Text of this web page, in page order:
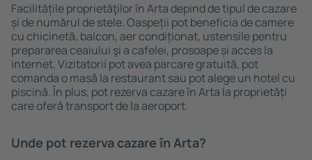
Facilitățile proprietăţilor în Arta depind de tipul de cazare
și de numărul de stele. Oaspeții pot beneficia de camere
cu chicinetă, balcon, aer condiționat, ustensile pentru
prepararea ceaiului şi a cafelei, prosoape și acces la
internet. Vizitatorii pot avea parcare gratuită, pot
comanda o masă la restaurant sau pot alege un hotel cu
piscină. În plus, pot rezerva cazare în Arta la proprietăți
care oferă transport de la aeroport.
Unde pot rezerva cazare în Arta?